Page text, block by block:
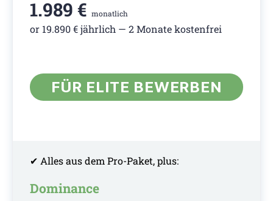
1.989 € monatlich
or 19.890 € jährlich — 2 Monate kostenfrei
FÜR ELITE BEWERBEN
✔ Alles aus dem Pro-Paket, plus:
Dominance